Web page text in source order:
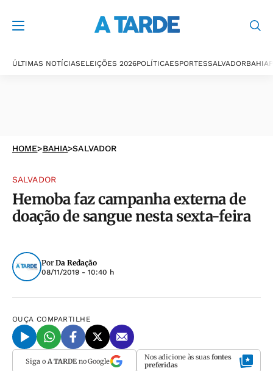
ÚLTIMAS NOTÍCIASELEIÇÕES 2026POLÍTICAESPORTESSALVADORBAHIA
HOME>BAHIA>SALVADOR
SALVADOR
Hemoba faz campanha externa de
doação de sangue nesta sexta-feira
Por Da Redação
08/11/2019 - 10:40 h
OUÇA COMPARTILHE
Siga o A TARDEno Google Nos adicione às suas fontes
preferidas